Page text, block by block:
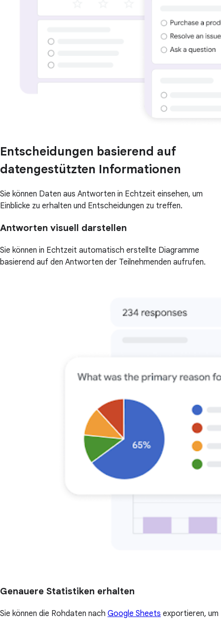
Entscheidungen basierend auf
datengestützten Informationen
Sie können Daten aus Antworten in Echtzeit einsehen, um
Einblicke zu erhalten und Entscheidungen zu treffen.
Antworten visuell darstellen
Sie können in Echtzeit automatisch erstellte Diagramme
basierend auf den Antworten der Teilnehmenden aufrufen.
Genauere Statistiken erhalten
Sie können die Rohdaten nach Google Sheets exportieren, um